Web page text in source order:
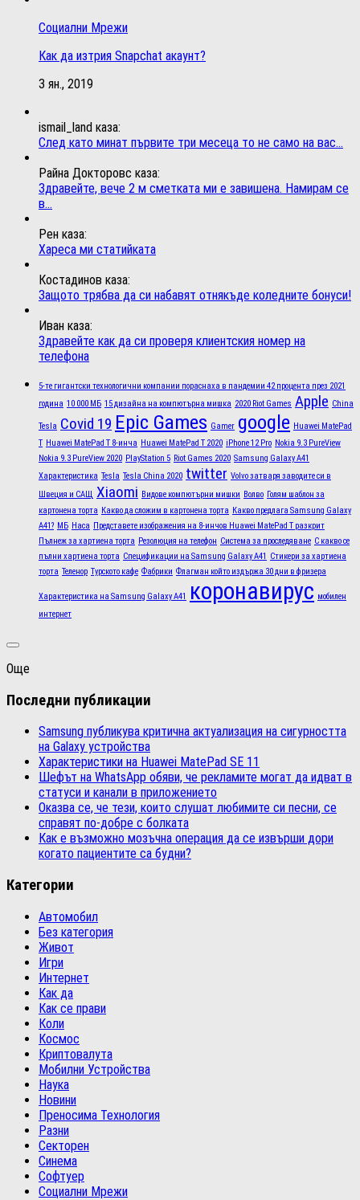
Социални Мрежи
Как да изтрия Snapchat акаунт?
3 ян., 2019
ismail_land каза:
След като минат първите три месеца то не само на вас...
Райна Докторовс каза:
Здравейте, вече 2 м сметката ми е завишена. Намирам се
в...
Рен каза:
Хареса ми статийката
Костадинов каза:
Защото трябва да си набавят отнякъде коледните бонуси!
Иван каза:
Здравейте как да си проверя клиентския номер на
телефона
5-те гигантски технологични компании пораснаха в пандемии 42 процента през 2021
година 10 000 МБ 15 дизайна на компютърна мишка 2020 Riot Games Apple China
Tesla Covid 19 Epic Games Gamer google Huawei MatePad
T Huawei MatePad T 8-инча Huawei MatePad T 2020 iPhone 12 Pro Nokia 9.3 PureView
Nokia 9.3 PureView 2020 PlayStation 5 Riot Games 2020 Samsung Galaxy A41
Характеристика Tesla Tesla China 2020 twitter Volvo затваря заводите си в
Швеция и САЩ Xiaomi Видове компютърни мишки Волво Голям шаблон за
картонена торта Какво да сложим в картонена торта Какво предлага Samsung Galaxy
A41? МБ Наса Представете изображения на 8-инчов Huawei MatePad T разкрит
Пълнеж за хартиена торта Резолюция на телефон Система за проследяване С какво се
пълни хартиена торта Спецификации на Samsung Galaxy A41 Стикери за хартиена
торта Теленор Турското кафе Фабрики Флагман който издържа 30 дни в фризера
Характеристика на Samsung Galaxy A41 коронавирус мобилен
интернет
Още
Последни публикации
Samsung публикува критична актуализация на сигурността
на Galaxy устройства
Характеристики на Huawei MatePad SE 11
Шефът на WhatsApp обяви, че рекламите могат да идват в
статуси и канали в приложението
Оказва се, че тези, които слушат любимите си песни, се
справят по-добре с болката
Как е възможно мозъчна операция да се извърши дори
когато пациентите са будни?
Категории
Автомобил
Без категория
Живот
Игри
Интернет
Как да
Как се прави
Коли
Космос
Криптовалута
Мобилни Устройства
Наука
Новини
Преносима Технология
Разни
Секторен
Синема
Софтуер
Социални Мрежи